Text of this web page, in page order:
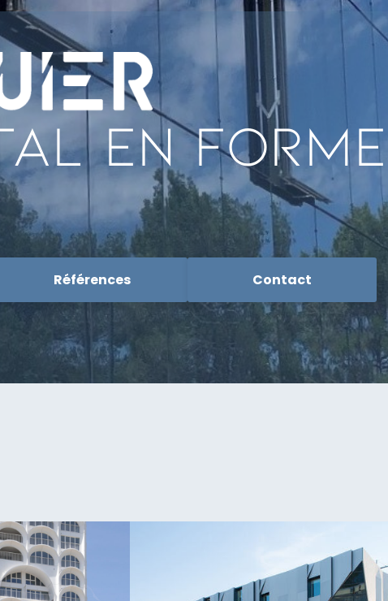
EN FORME
Références Contact